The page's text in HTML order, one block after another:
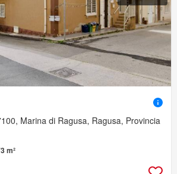
Marina di Ragusa, Ragusa, Provincia
m²